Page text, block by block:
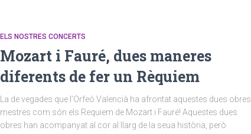
ELS NOSTRES CONCERTS
Mozart i Fauré, dues maneres
diferents de fer un Rèquiem
La de vegades que l’Orfeó Valencià ha afrontat aquestes dues obres
mestres com són els Requiem de Mozart i Fauré! Aquestes dues
obres han acompanyat al cor al llarg de la seua història, però